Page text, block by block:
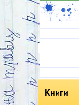
Книги